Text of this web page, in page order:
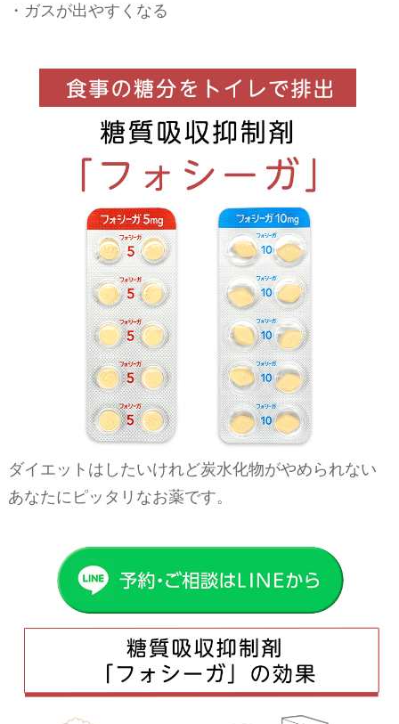
・ガスが出やすくなる
ダイエットはしたいけれど炭水化物がやめられない
あなたにピッタリなお薬です。